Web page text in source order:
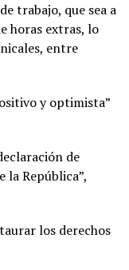
trabajo, que sea a
horas extras, lo
entre
y optimista”
de
la República”,
los derechos